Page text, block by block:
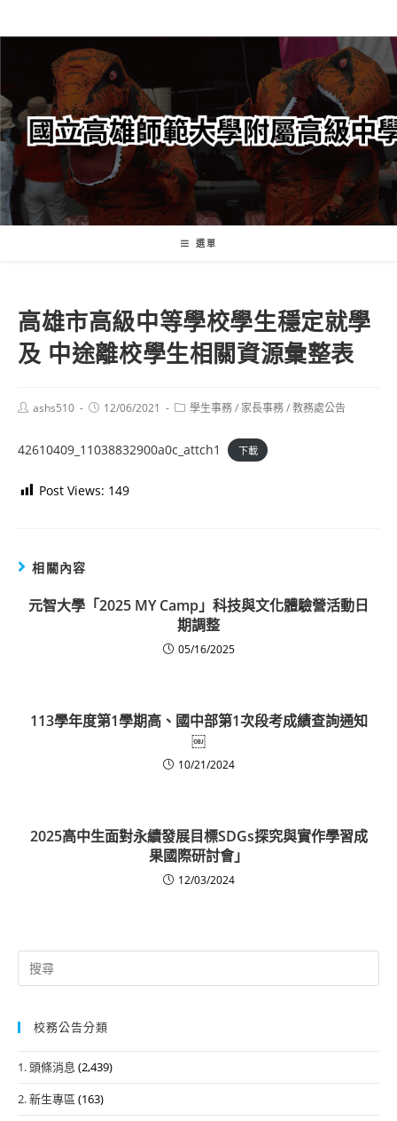
轉
要
內
容
選單
高雄市高級中等學校學生穩定就學
及 中途離校學生相關資源彙整表
Postashs510
Post12/06/2021
Post學生事務/ 家長事務/教務處公告
42610409_11038832900a0c_attch1 下載
Post Views: 149
相關內容
元智大學「2025 MY Camp」科技與文化體驗營活動日
期調整
05/16/2025
113學年度第1學期​高、國中部第1次段考成​績查詢通知
￼
10/21/2024
2025高中生面對永續發展目標SDGs探究與實作學習成
果國際研討會」
12/03/2024
Search
for:
校務公告分類
1. 頭條消息 (2,439)
2. 新生專區 (163)